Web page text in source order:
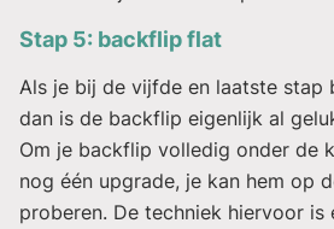
Stap 5: backflip flat
Als je bij de vijfde en laatste stap
dan is de backflip eigenlijk al
Om je backflip volledig onder de
nog één upgrade, je kan hem op
proberen. De techniek hiervoor is